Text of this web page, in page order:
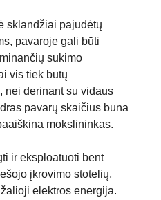
sklandžiai pajudėtų
pavaroje gali būti
sukimo
vis tiek būtų
nei derinant su vidaus
pavarų skaičius būna
mokslininkas.
ir eksploatuoti bent
įkrovimo stotelių,
elektros energija.